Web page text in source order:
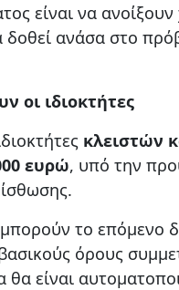
είναι να
δοθεί ανάσα στο
οι ιδιοκτήτες
κλειστών
ευρώ, υπό την
το
όρους
θα είναι